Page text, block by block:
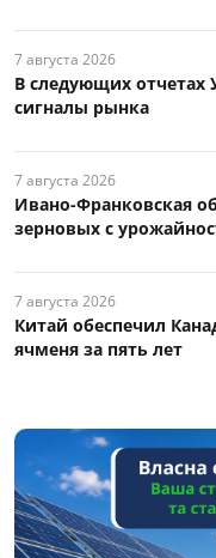
7 августа 2026
В следующих отчетах
сигналы рынка
7 августа 2026
Ивано-Франковская
зерновых с
7 августа 2026
Китай обеспечил
ячменя за пять лет